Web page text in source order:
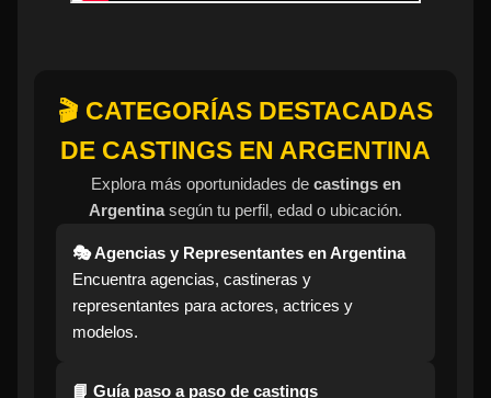
🎬 CATEGORÍAS DESTACADAS
DE CASTINGS EN ARGENTINA
Explora más oportunidades de castings en
Argentinasegún tu perfil, edad o ubicación.
🎭 Agencias y Representantes en Argentina
Encuentra agencias, castineras y
representantes para actores, actrices y
modelos.
📘 Guía paso a paso de castings